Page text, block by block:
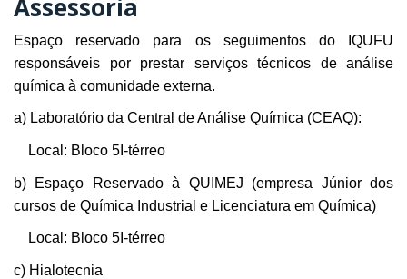
Assessoria
Espaço reservado para os seguimentos do IQUFU
responsáveis por prestar serviços técnicos de análise
química à comunidade externa.
a) Laboratório da Central de Análise Química (CEAQ):
Local: Bloco 5I-térreo
b) Espaço Reservado à QUIMEJ (empresa Júnior dos
cursos de Química Industrial e Licenciatura em Química)
Local: Bloco 5I-térreo
c) Hialotecnia